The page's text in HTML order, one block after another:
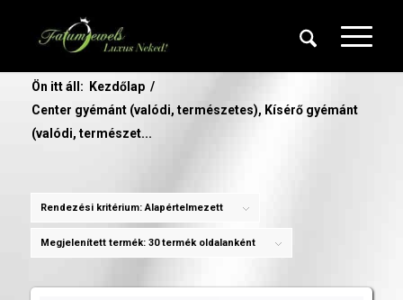
Ön itt áll: Kezdőlap /
Center gyémánt (valódi, természetes), Kísérő gyémánt
(valódi, természet...
Rendezési kritérium:Alapértelmezett
Megjelenített termék: 30 termék oldalanként